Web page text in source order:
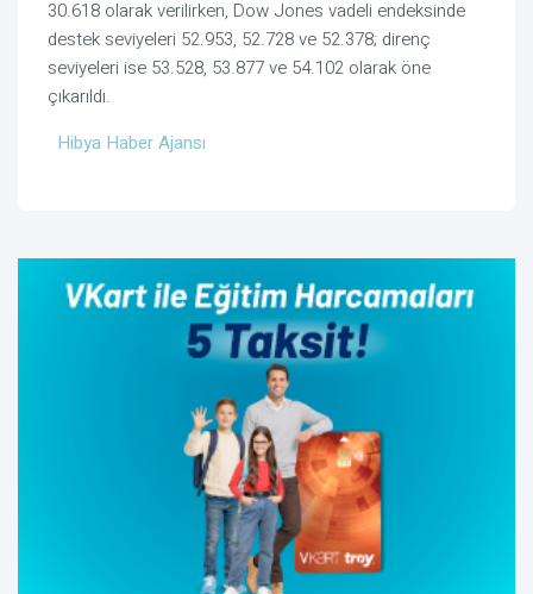
30.618 olarak verilirken, Dow Jones vadeli endeksinde
destek seviyeleri 52.953, 52.728 ve 52.378; direnç
seviyeleri ise 53.528, 53.877 ve 54.102 olarak öne
çıkarıldı.
Hibya Haber Ajansı